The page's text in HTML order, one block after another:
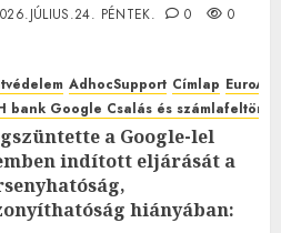
PÉNTEK. 0 0
AdhocSupport Címlap
bank Google Csalás és
a Google-lel
indított eljárását a
hiányában: